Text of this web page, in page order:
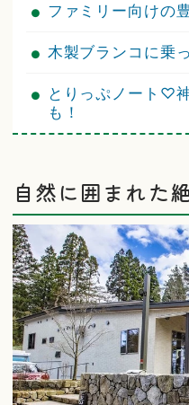
ファミリー向けの
木製ブランコに乗
とりっぷノート♡
も！
自然に囲まれた